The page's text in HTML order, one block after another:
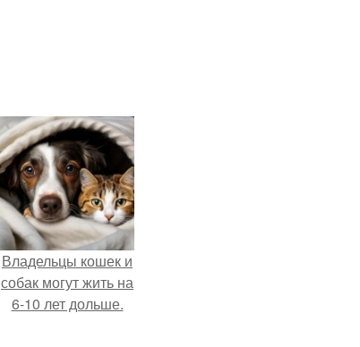
Владельцы кошек и
собак могут жить на
6-10 лет дольше.